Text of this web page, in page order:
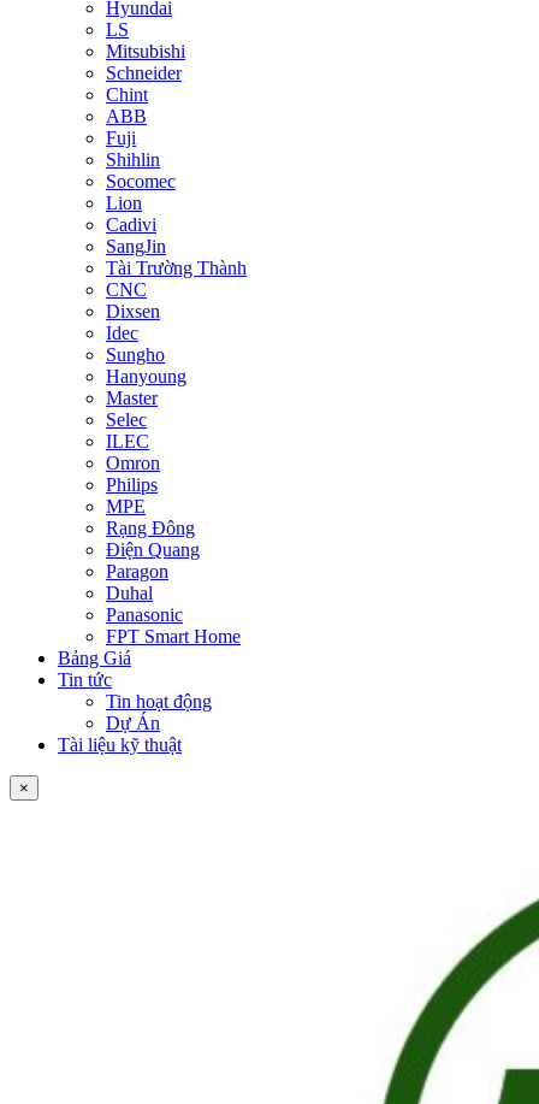
Hyundai
LS
Mitsubishi
Schneider
Chint
ABB
Fuji
Shihlin
Socomec
Lion
Cadivi
SangJin
Tài Trường Thành
CNC
Dixsen
Idec
Sungho
Hanyoung
Master
Selec
ILEC
Omron
Philips
MPE
Rạng Đông
Điện Quang
Paragon
Duhal
Panasonic
FPT Smart Home
Bảng Giá
Tin tức
Tin hoạt động
Dự Án
Tài liệu kỹ thuật
×